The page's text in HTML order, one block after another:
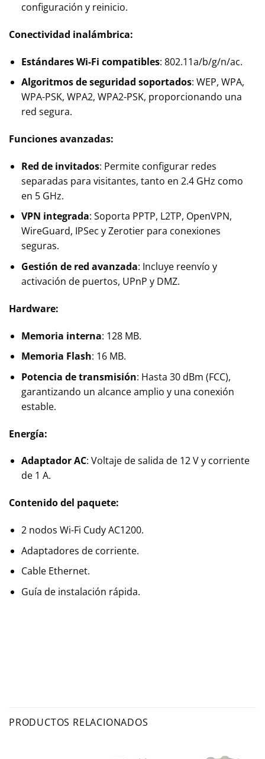
configuración y reinicio.
Conectividad inalámbrica:
Estándares Wi-Fi compatibles: 802.11a/b/g/n/ac.
Algoritmos de seguridad soportados: WEP, WPA,
WPA-PSK, WPA2, WPA2-PSK, proporcionando una
red segura.
Funciones avanzadas:
Red de invitados: Permite configurar redes
separadas para visitantes, tanto en 2.4 GHz como
en 5 GHz.
VPN integrada: Soporta PPTP, L2TP, OpenVPN,
WireGuard, IPSec y Zerotier para conexiones
seguras.
Gestión de red avanzada: Incluye reenvío y
activación de puertos, UPnP y DMZ.
Hardware:
Memoria interna: 128 MB.
Memoria Flash: 16 MB.
Potencia de transmisión: Hasta 30 dBm (FCC),
garantizando un alcance amplio y una conexión
estable.
Energía:
Adaptador AC: Voltaje de salida de 12 V y corriente
de 1 A.
Contenido del paquete:
2 nodos Wi-Fi Cudy AC1200.
Adaptadores de corriente.
Cable Ethernet.
Guía de instalación rápida.
PRODUCTOS RELACIONADOS